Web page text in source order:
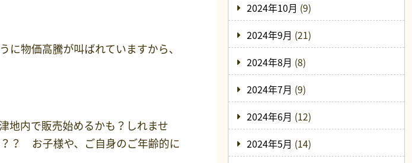
物価高騰が叫ばれていますから、
地内で販売始めるかも？しれませ
？ お子様や、ご自身のご年齢的に
2024年10月 (9)
2024年9月 (21)
2024年8月 (8)
2024年7月 (9)
2024年6月 (12)
2024年5月 (14)